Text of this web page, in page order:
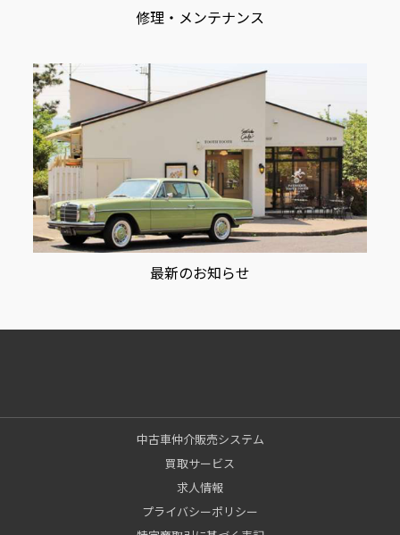
修理・メンテナンス
最新のお知らせ
中古車仲介販売システム
買取サービス
求人情報
プライバシーポリシー